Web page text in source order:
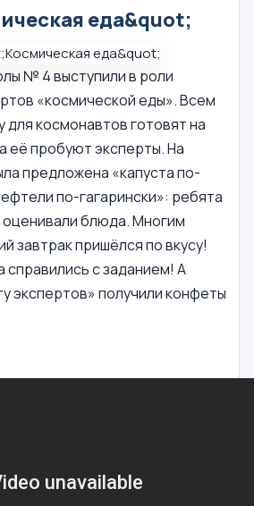
еда&quot;
№ 4 выступили в роли
«космической еды». Всем
для космонавтов готовят на
её пробуют эксперты. На
предложена «капуста по-
по-гагарински»: ребята
блюда. Многим
завтрак пришёлся по вкусу!
с заданием! А
экспертов» получили конфеты